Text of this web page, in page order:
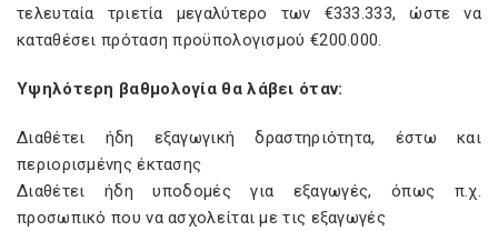
τελευταία τριετία μεγαλύτερο των €333.333, ώστε να
καταθέσει πρόταση προϋπολογισμού €200.000.
Υψηλότερη βαθμολογία θα λάβει όταν:
Διαθέτει ήδη εξαγωγική δραστηριότητα, έστω και
περιορισμένης έκτασης
Διαθέτει ήδη υποδομές για εξαγωγές, όπως π.χ.
προσωπικό που να ασχολείται με τις εξαγωγές